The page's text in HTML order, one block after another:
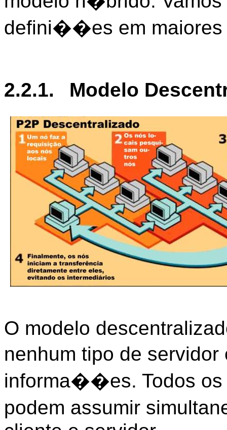
defini��es em maiores
2.2.1. Modelo
O modelo
nenhum tipo de
informa��es. Todos
podem assumir